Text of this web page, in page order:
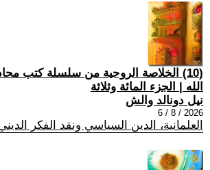
(10) الخلاصة الروحية من سلسلة كتب
الله | الجزء المائة وثلاثة
نيل دونالد والش
2026 / 8 / 6
العلمانية، الدين السياسي ونقد الفكر